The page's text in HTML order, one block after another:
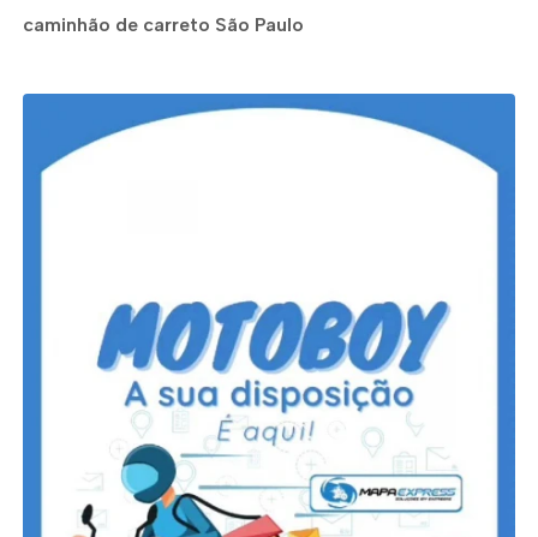
caminhão de carreto São Paulo